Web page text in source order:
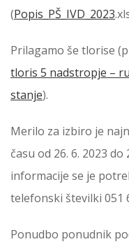
(Popis_PŠ_IVD_2023
Prilagamo še tlorise
tloris 5 nadstropje –
stanje).
Merilo za izbiro je
času od 26. 6. 2023
informacije se je
telefonski številki 051
Ponudbo ponudnik